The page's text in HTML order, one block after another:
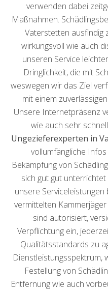
verwenden dabei
Maßnahmen.
Vaterstetten ausfindig
wirkungsvoll wie auch
unseren Service
Dringlichkeit, die mit
weswegen wir das Ziel
mit einem
Unsere Internetpräsenz
wie auch sehr
Ungezieferexperten in
vollumfängliche
Bekämpfung von
sich gut gut
unsere
vermittelten
sind autorisiert,
Verpflichtung ein,
Qualitätsstandards zu
Dienstleistungsspektrum,
Festellung von
Entfernung wie auch